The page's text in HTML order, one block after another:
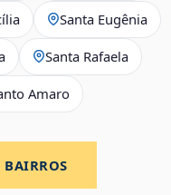
Santa Eugênia
Santa Rafaela
Amaro
BAIRROS